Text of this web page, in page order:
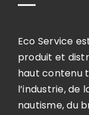
Eco Service
produit et
haut contenu
l’industrie, de
nautisme, du